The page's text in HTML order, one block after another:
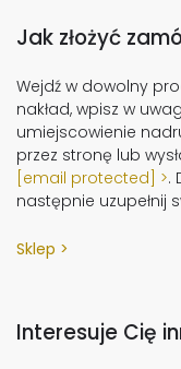
Jak złożyć
Wejdź w dowolny
nakład, wpisz w
umiejscowienie
przez stronę lub
[email protected]
.
następnie uzupełnij
Sklep
Interesuje Cię